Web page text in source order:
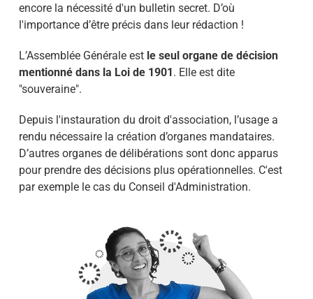
encore la nécessité d'un bulletin secret. D’où
l'importance d’être précis dans leur rédaction !
L’Assemblée Générale est le seul organe de décision
mentionné dans la Loi de 1901. Elle est dite
"souveraine".
Depuis l'instauration du droit d'association, l’usage a
rendu nécessaire la création d’organes mandataires.
D’autres organes de délibérations sont donc apparus
pour prendre des décisions plus opérationnelles. C'est
par exemple le cas du Conseil d'Administration.